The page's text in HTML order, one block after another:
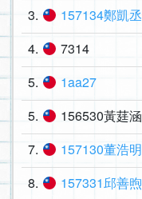
3. 157134鄭凱丞
4. 7314
5. 1aa27
5. 156530黃莛涵
7. 157130董浩明
8. 157331邱善煦